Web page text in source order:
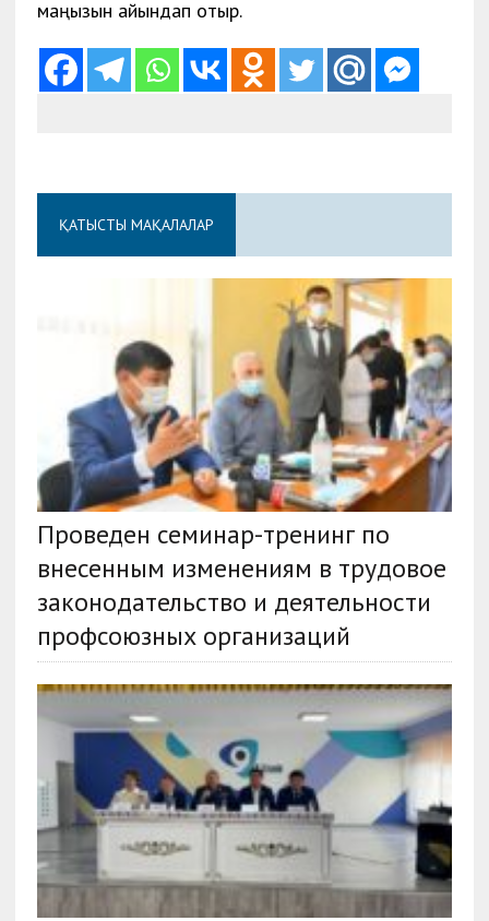
маңызын айқындап отыр.
ҚАТЫСТЫ МАҚАЛАЛАР
Проведен семинар-тренинг по
внесенным изменениям в трудовое
законодательство и деятельности
профсоюзных организаций